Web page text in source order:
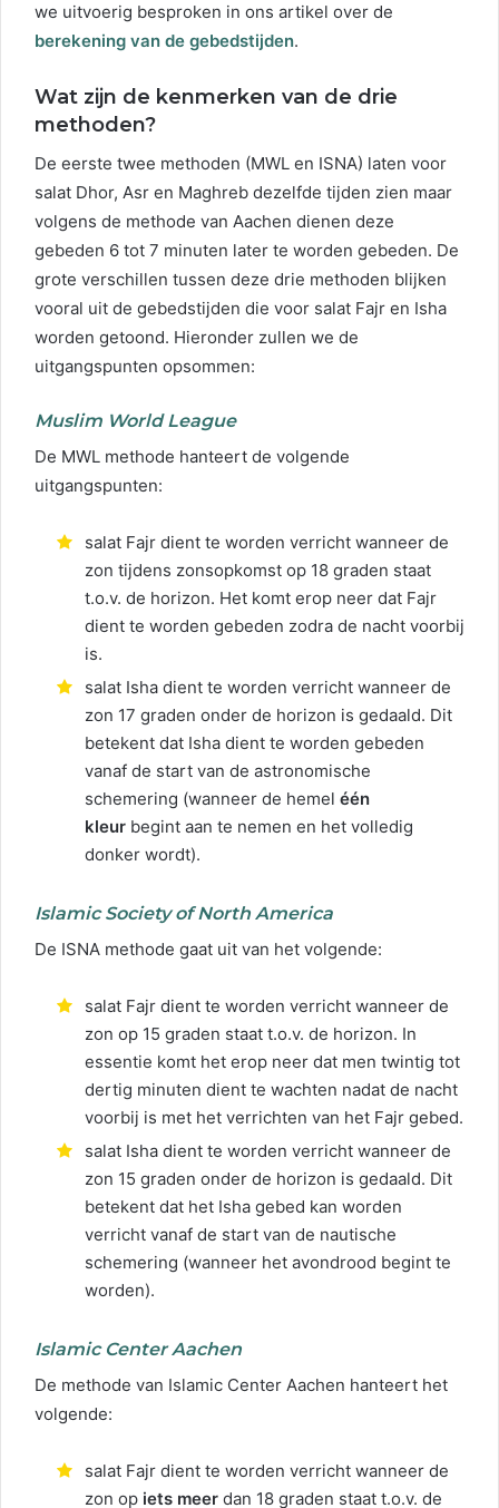
we uitvoerig besproken in ons artikel over de
berekening van de gebedstijden.
Wat zijn de kenmerken van de drie
methoden?
De eerste twee methoden (MWL en ISNA) laten voor
salat Dhor, Asr en Maghreb dezelfde tijden zien maar
volgens de methode van Aachen dienen deze
gebeden 6 tot 7 minuten later te worden gebeden. De
grote verschillen tussen deze drie methoden blijken
vooral uit de gebedstijden die voor salat Fajr en Isha
worden getoond. Hieronder zullen we de
uitgangspunten opsommen:
Muslim World League
De MWL methode hanteert de volgende
uitgangspunten:
salat Fajr dient te worden verricht wanneer de
zon tijdens zonsopkomst op 18 graden staat
t.o.v. de horizon. Het komt erop neer dat Fajr
dient te worden gebeden zodra de nacht voorbij
is.
salat Isha dient te worden verricht wanneer de
zon 17 graden onder de horizon is gedaald. Dit
betekent dat Isha dient te worden gebeden
vanaf de start van de astronomische
schemering (wanneer de hemel één
kleur begint aan te nemen en het volledig
donker wordt).
Islamic Society of North America
De ISNA methode gaat uit van het volgende:
salat Fajr dient te worden verricht wanneer de
zon op 15 graden staat t.o.v. de horizon. In
essentie komt het erop neer dat men twintig tot
dertig minuten dient te wachten nadat de nacht
voorbij is met het verrichten van het Fajr gebed.
salat Isha dient te worden verricht wanneer de
zon 15 graden onder de horizon is gedaald. Dit
betekent dat het Isha gebed kan worden
verricht vanaf de start van de nautische
schemering (wanneer het avondrood begint te
worden).
Islamic Center Aachen
De methode van Islamic Center Aachen hanteert het
volgende:
salat Fajr dient te worden verricht wanneer de
zon op iets meer dan 18 graden staat t.o.v. de